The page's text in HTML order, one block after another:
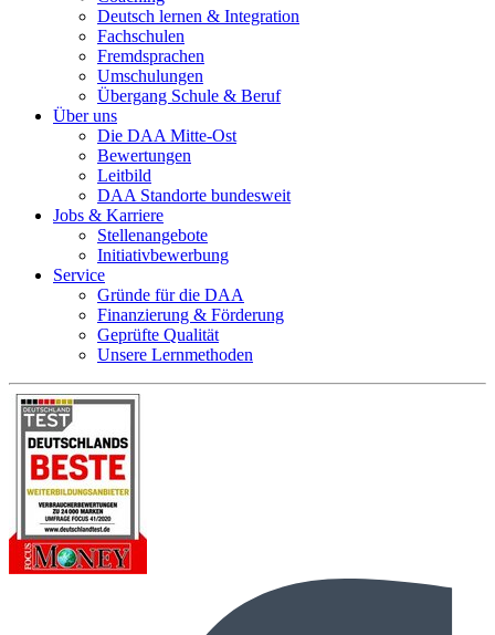
Deutsch lernen & Integration
Fachschulen
Fremdsprachen
Umschulungen
Übergang Schule & Beruf
Über uns
Die DAA Mitte-Ost
Bewertungen
Leitbild
DAA Standorte bundesweit
Jobs & Karriere
Stellenangebote
Initiativbewerbung
Service
Gründe für die DAA
Finanzierung & Förderung
Geprüfte Qualität
Unsere Lernmethoden